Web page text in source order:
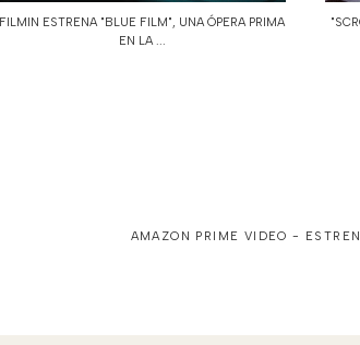
FILMIN ESTRENA "BLUE FILM", UNA ÓPERA PRIMA
EN LA ...
AMAZON PRIME VIDEO -